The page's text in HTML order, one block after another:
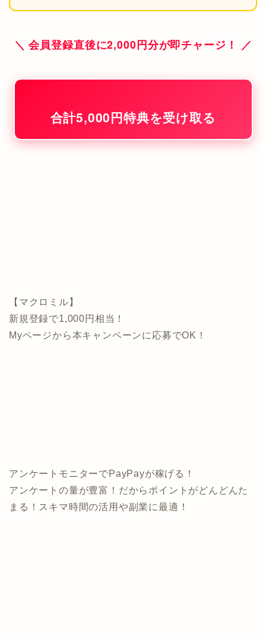
＼ 会員登録直後に2,000円分が即チャージ！ ／
合計5,000円特典を受け取る
【マクロミル】
新規登録で1,000円相当！
Myページから本キャンペーンに応募でOK！
アンケートモニターでPayPayが稼げる！
アンケートの量が豊富！だからポイントがどんどんた
まる！スキマ時間の活用や副業に最適！